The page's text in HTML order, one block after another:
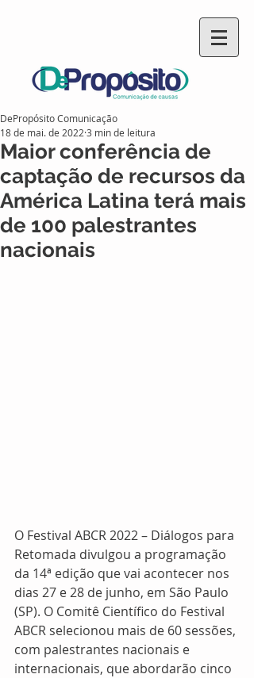
Maior conferência de
captação de recursos da
América Latina terá mais
de 100 palestrantes
nacionais
DePropósito Comunicação
18 de mai. de 2022 3 min de leitura
O Festival ABCR 2022 – Diálogos para
Retomada divulgou a programação
da 14ª edição que vai acontecer nos
dias 27 e 28 de junho, em São Paulo
(SP). O Comitê Científico do Festival
ABCR selecionou mais de 60 sessões,
com palestrantes nacionais e
internacionais, que abordarão cinco